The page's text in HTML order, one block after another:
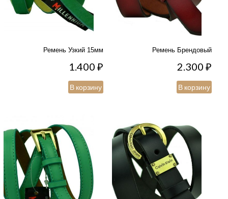
Ремень Узкий 15мм
1.400₽
В корзину
Ремень Брендовый
2.300₽
В корзину